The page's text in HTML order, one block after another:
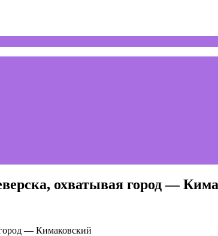
охватывая город —